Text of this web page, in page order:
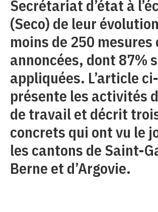
Secrétariat d’état à
(Seco) de leur
moins de 250 mesures
annoncées, dont 87%
appliquées. L’article
présente les activités
de travail et décrit
concrets qui ont vu le
les cantons de Saint-
Berne et d’Argovie.